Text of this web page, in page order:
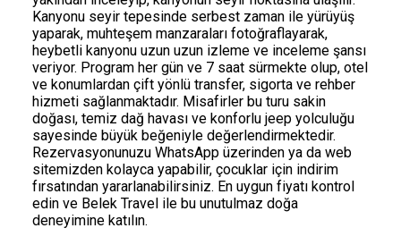
Kanyonu seyir tepesinde serbest zaman ile yürüyüş
yaparak, muhteşem manzaraları fotoğraflayarak,
heybetli kanyonu uzun uzun izleme ve inceleme şansı
veriyor. Program her gün ve 7 saat sürmekte olup, otel
ve konumlardan çift yönlü transfer, sigorta ve rehber
hizmeti sağlanmaktadır. Misafirler bu turu sakin
doğası, temiz dağ havası ve konforlu jeep yolculuğu
sayesinde büyük beğeniyle değerlendirmektedir.
Rezervasyonunuzu WhatsApp üzerinden ya da web
sitemizden kolayca yapabilir, çocuklar için indirim
fırsatından yararlanabilirsiniz. En uygun fiyatı kontrol
edin ve Belek Travel ile bu unutulmaz doğa
deneyimine katılın.